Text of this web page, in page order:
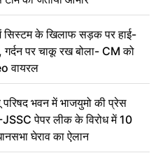
के खिलाफ सड़क पर हाई-
गर्दन पर चाकू रख बोला- CM को
वायरल
परिषद भवन में भाजयुमो की प्रेस
JSSC पेपर लीक के विरोध में 10
घेराव का ऐलान